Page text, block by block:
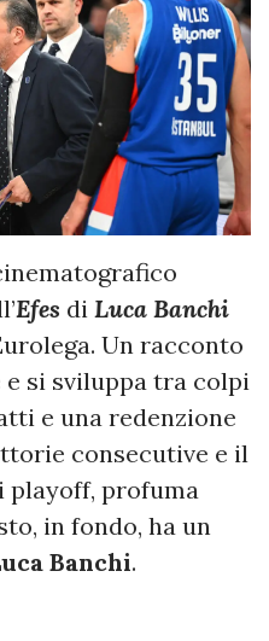
Efes di Luca Banchi
Un racconto
si sviluppa tra colpi
e una redenzione
consecutive e il
playoff, profuma
in fondo, ha un
Banchi.